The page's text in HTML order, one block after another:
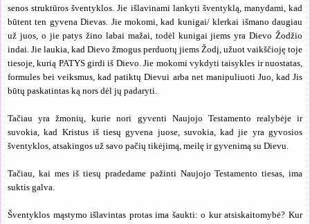
senos struktūros šventyklos. Jie išlavinami lankyti šventyklą, manydami, kad
būtent ten gyvena Dievas. Jie mokomi, kad kunigai/ klerkai išmano daugiau
už juos, o jie patys žino labai mažai, todėl kunigai jiems yra Dievo Žodžio
indai. Jie laukia, kad Dievo žmogus perduotų jiems Žodį, užuot vaikščioję toje
tiesoje, kurią PATYS girdi iš Dievo. Jie mokomi vykdyti taisykles ir nuostatas,
formules bei veiksmus, kad patiktų Dievui arba net manipuliuoti Juo, kad Jis
būtų paskatintas ką nors dėl jų padaryti.
Tačiau yra žmonių, kurie nori gyventi Naujojo Testamento realybėje ir
suvokia, kad Kristus iš tiesų gyvena juose, suvokia, kad jie yra gyvosios
šventyklos, atsakingos už savo pačių tikėjimą, meilę ir gyvenimą su Dievu.
Tačiau, kai mes iš tiesų pradedame pažinti Naujojo Testamento tiesas, ima
suktis galva.
Šventyklos mąstymo išlavintas protas ima šaukti: o kur atsiskaitomybė? Kur